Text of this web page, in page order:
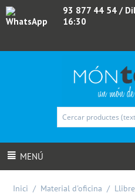
WhatsApp
93 877 44 54 /
16:30
MENÚ
Inici / Material d'oficina /